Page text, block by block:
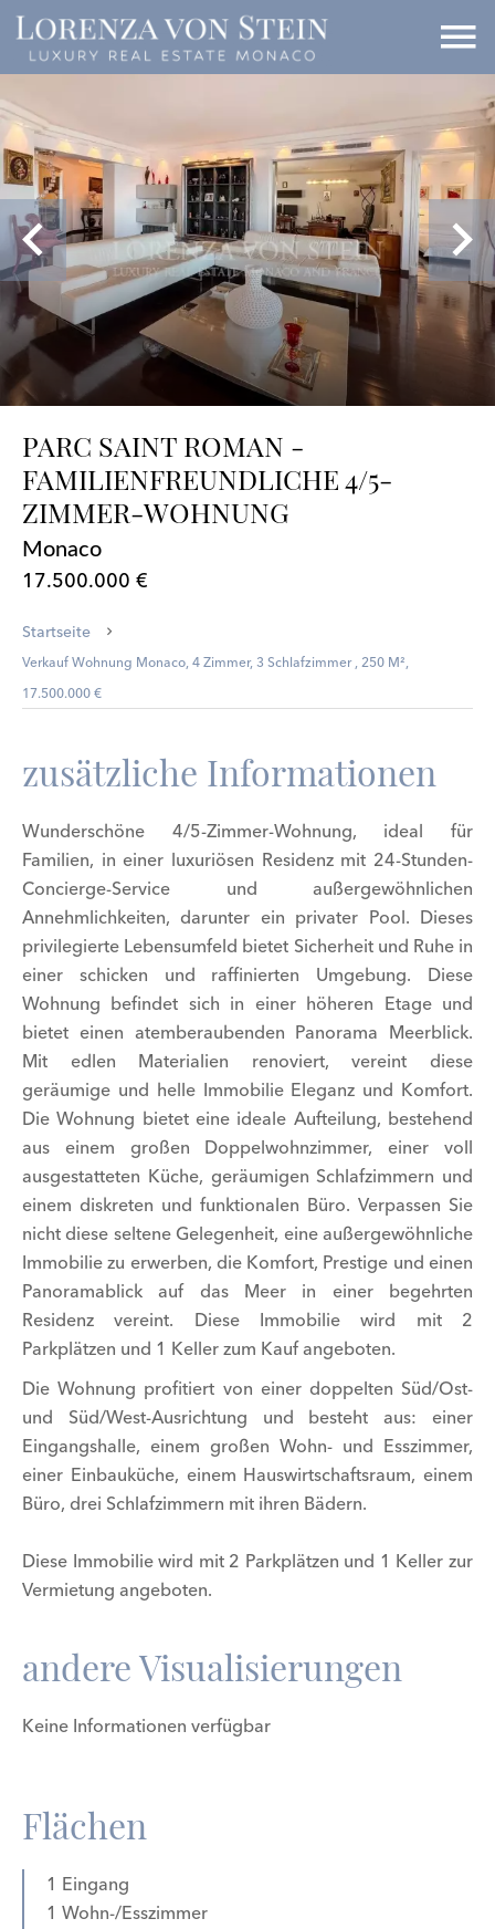
PARC SAINT ROMAN -
FAMILIENFREUNDLICHE 4/5-
ZIMMER-WOHNUNG
Monaco
17.500.000 €
Startseite
Verkauf Wohnung Monaco, 4 Zimmer, 3 Schlafzimmer , 250 M²,
17.500.000 €
zusätzliche Informationen
Wunderschöne 4/5-Zimmer-Wohnung, ideal für
Familien, in einer luxuriösen Residenz mit 24-Stunden-
Concierge-Service und außergewöhnlichen
Annehmlichkeiten, darunter ein privater Pool. Dieses
privilegierte Lebensumfeld bietet Sicherheit und Ruhe in
einer schicken und raffinierten Umgebung. Diese
Wohnung befindet sich in einer höheren Etage und
bietet einen atemberaubenden Panorama Meerblick.
Mit edlen Materialien renoviert, vereint diese
geräumige und helle Immobilie Eleganz und Komfort.
Die Wohnung bietet eine ideale Aufteilung, bestehend
aus einem großen Doppelwohnzimmer, einer voll
ausgestatteten Küche, geräumigen Schlafzimmern und
einem diskreten und funktionalen Büro. Verpassen Sie
nicht diese seltene Gelegenheit, eine außergewöhnliche
Immobilie zu erwerben, die Komfort, Prestige und einen
Panoramablick auf das Meer in einer begehrten
Residenz vereint. Diese Immobilie wird mit 2
Parkplätzen und 1 Keller zum Kauf angeboten.
Die Wohnung profitiert von einer doppelten Süd/Ost-
und Süd/West-Ausrichtung und besteht aus: einer
Eingangshalle, einem großen Wohn- und Esszimmer,
einer Einbauküche, einem Hauswirtschaftsraum, einem
Büro, drei Schlafzimmern mit ihren Bädern.
Diese Immobilie wird mit 2 Parkplätzen und 1 Keller zur
Vermietung angeboten.
andere Visualisierungen
Keine Informationen verfügbar
Flächen
1 Eingang
1 Wohn-/Esszimmer